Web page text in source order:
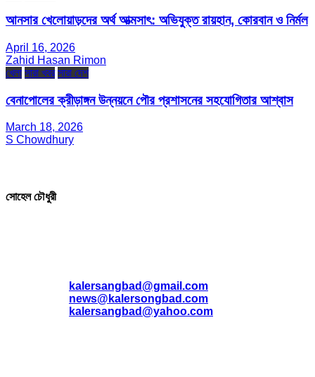
আনসার খেলোয়াড়দের অর্থ আত্মসাৎ: অভিযুক্ত রায়হান, কোরবান ও নির্মল
April 16, 2026
Zahid Hasan Rimon
খেলা সারা খবর সারা দেশ
বেনাপোলের ক্রীড়াঙ্গন উন্নয়নে পৌর প্রশাসনের সহযোগিতার আশ্বাস
March 18, 2026
S Chowdhury
সোহেল চৌধুরী
kalersangbad@gmail.com
news@kalersongbad.com
kalersangbad@yahoo.com